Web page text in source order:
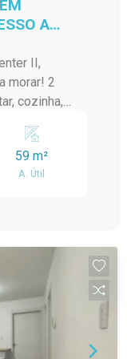
A
II,
morar! 2
cozinha,
59 m²
A. Útil